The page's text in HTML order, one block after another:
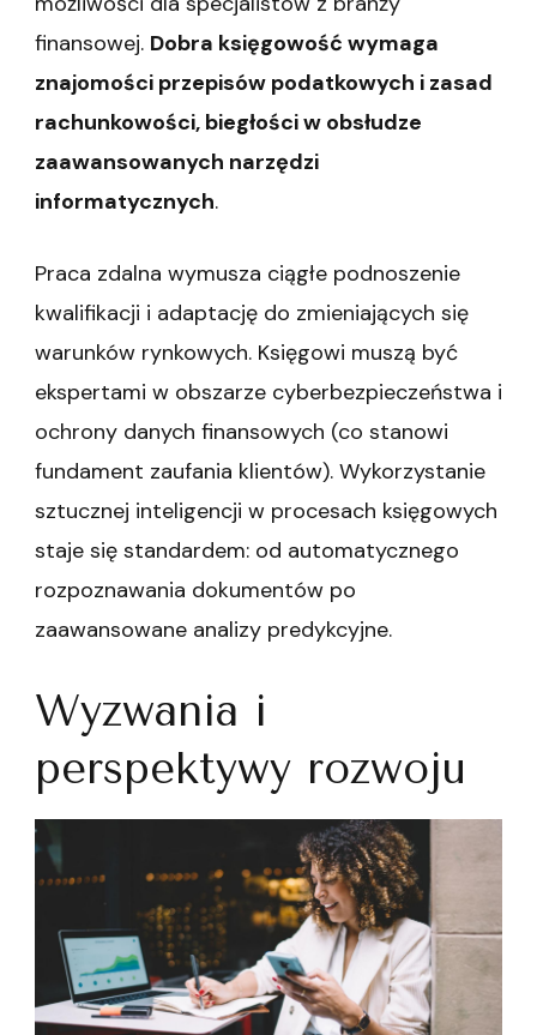
finansowej. Dobra księgowość wymaga
znajomości przepisów podatkowych i zasad
rachunkowości, biegłości w obsłudze
zaawansowanych narzędzi
informatycznych.
Praca zdalna wymusza ciągłe podnoszenie
kwalifikacji i adaptację do zmieniających się
warunków rynkowych. Księgowi muszą być
ekspertami w obszarze cyberbezpieczeństwa i
ochrony danych finansowych (co stanowi
fundament zaufania klientów). Wykorzystanie
sztucznej inteligencji w procesach księgowych
staje się standardem: od automatycznego
rozpoznawania dokumentów po
zaawansowane analizy predykcyjne.
Wyzwania i
perspektywy rozwoju